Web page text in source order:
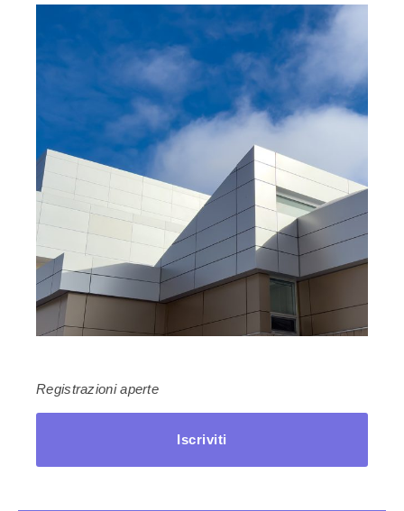
Registrazioni aperte
Iscriviti